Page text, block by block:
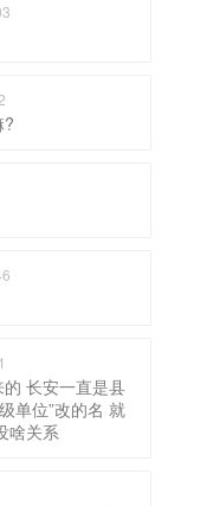
?
长安一直是县
单位”改的名 就
啥关系